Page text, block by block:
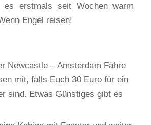
es erstmals seit Wochen warm
Engel reisen!
Newcastle – Amsterdam Fähre
mit, falls Euch 30 Euro für ein
sind. Etwas Günstiges gibt es